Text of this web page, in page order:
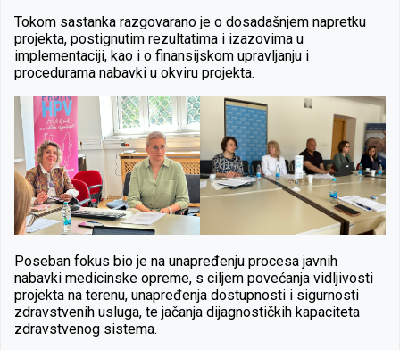
Tokom sastanka razgovarano je o dosadašnjem napretku
projekta, postignutim rezultatima i izazovima u
implementaciji, kao i o finansijskom upravljanju i
procedurama nabavki u okviru projekta.
Poseban fokus bio je na unapređenju procesa javnih
nabavki medicinske opreme, s ciljem povećanja vidljivosti
projekta na terenu, unapređenja dostupnosti i sigurnosti
zdravstvenih usluga, te jačanja dijagnostičkih kapaciteta
zdravstvenog sistema.